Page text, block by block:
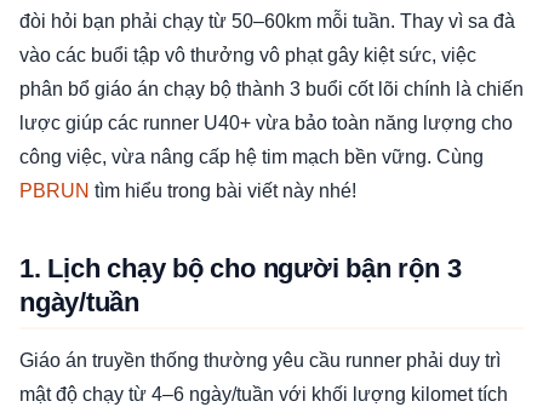
đòi hỏi bạn phải chạy từ 50–60km mỗi tuần. Thay vì sa đà
vào các buổi tập vô thưởng vô phạt gây kiệt sức, việc
phân bổ giáo án chạy bộ thành 3 buổi cốt lõi chính là chiến
lược giúp các runner U40+ vừa bảo toàn năng lượng cho
công việc, vừa nâng cấp hệ tim mạch bền vững. Cùng
PBRUN tìm hiểu trong bài viết này nhé!
1. Lịch chạy bộ cho người bận rộn 3
ngày/tuần
Giáo án truyền thống thường yêu cầu runner phải duy trì
mật độ chạy từ 4–6 ngày/tuần với khối lượng kilomet tích